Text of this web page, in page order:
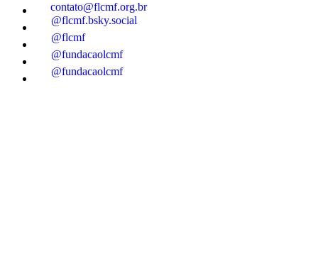
contato@flcmf.org.br
@flcmf.bsky.social
@flcmf
@fundacaolcmf
@fundacaolcmf